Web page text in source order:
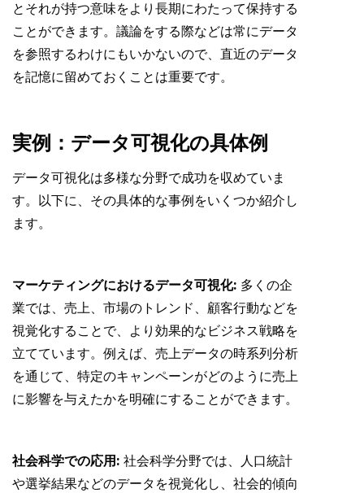
とそれが持つ意味をより長期にわたって保持する
ことができます。議論をする際などは常にデータ
を参照するわけにもいかないので、直近のデータ
を記憶に留めておくことは重要です。
実例：データ可視化の具体例
データ可視化は多様な分野で成功を収めていま
す。以下に、その具体的な事例をいくつか紹介し
ます。
マーケティングにおけるデータ可視化: 多くの企
業では、売上、市場のトレンド、顧客行動などを
視覚化することで、より効果的なビジネス戦略を
立てています。例えば、売上データの時系列分析
を通じて、特定のキャンペーンがどのように売上
に影響を与えたかを明確にすることができます。
社会科学での応用: 社会科学分野では、人口統計
や選挙結果などのデータを視覚化し、社会的傾向